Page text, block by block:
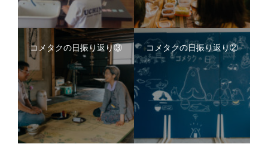
コメタクの日振り返り③ コメタクの日振り返り②